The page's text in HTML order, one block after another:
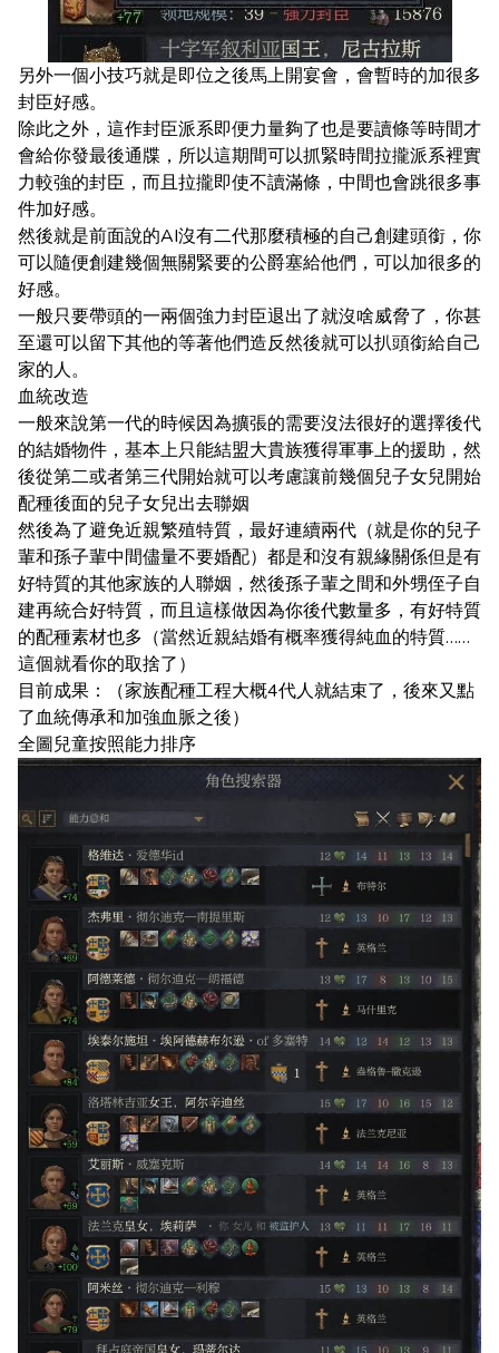
另外一個小技巧就是即位之後馬上開宴會，會暫時的加很多
封臣好感。
除此之外，這作封臣派系即便力量夠了也是要讀條等時間才
會給你發最後通牒，所以這期間可以抓緊時間拉攏派系裡實
力較強的封臣，而且拉攏即使不讀滿條，中間也會跳很多事
件加好感。
然後就是前面說的AI沒有二代那麼積極的自己創建頭銜，你
可以隨便創建幾個無關緊要的公爵塞給他們，可以加很多的
好感。
一般只要帶頭的一兩個強力封臣退出了就沒啥威脅了，你甚
至還可以留下其他的等著他們造反然後就可以扒頭銜給自己
家的人。
血統改造
一般來說第一代的時候因為擴張的需要沒法很好的選擇後代
的結婚物件，基本上只能結盟大貴族獲得軍事上的援助，然
後從第二或者第三代開始就可以考慮讓前幾個兒子女兒開始
配種後面的兒子女兒出去聯姻
然後為了避免近親繁殖特質，最好連續兩代（就是你的兒子
輩和孫子輩中間儘量不要婚配）都是和沒有親緣關係但是有
好特質的其他家族的人聯姻，然後孫子輩之間和外甥侄子自
建再統合好特質，而且這樣做因為你後代數量多，有好特質
的配種素材也多（當然近親結婚有概率獲得純血的特質……
這個就看你的取捨了）
目前成果：（家族配種工程大概4代人就結束了，後來又點
了血統傳承和加強血脈之後）
全圖兒童按照能力排序